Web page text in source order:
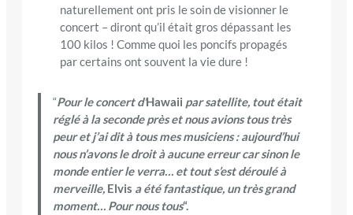
naturellement ont pris le soin de visionner le
concert – diront qu’il était gros dépassant les
100 kilos ! Comme quoi les poncifs propagés
par certains ont souvent la vie dure !
“Pour le concert d’Hawaii par satellite, tout était
réglé à la seconde près et nous avions tous très
peur et j’ai dit à tous mes musiciens : aujourd’hui
nous n’avons le droit à aucune erreur car sinon le
monde entier le verra… et tout s’est déroulé à
merveille, Elvis a été fantastique, un très grand
moment… Pour nous tous“.